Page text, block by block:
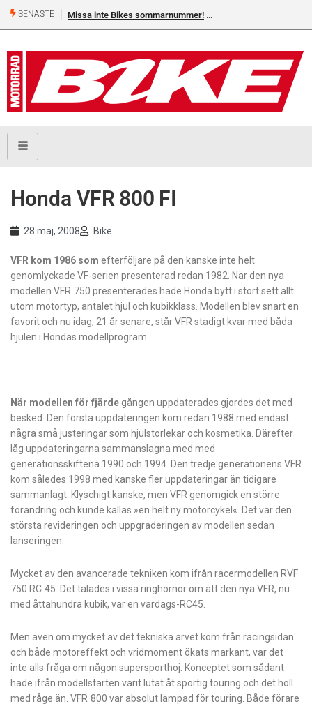
SENASTE Missa inte Bikes sommarnummer!
Honda VFR 800 FI
28 maj, 2008 Bike
VFR kom 1986 som efterföljare på den kanske inte helt
genomlyckade VF-serien presenterad redan 1982. När den nya
modellen VFR 750 presenterades hade Honda bytt i stort sett allt
utom motortyp, antalet hjul och kubikklass. Modellen blev snart en
favorit och nu idag, 21 år senare, står VFR stadigt kvar med båda
hjulen i Hondas modellprogram.
När modellen för fjärde gången uppdaterades gjordes det med
besked. Den första uppdateringen kom redan 1988 med endast
några små justeringar som hjulstorlekar och kosmetika. Därefter
låg uppdateringarna sammanslagna med med
generationsskiftena 1990 och 1994. Den tredje generationens VFR
kom således 1998 med kanske fler uppdateringar än tidigare
sammanlagt. Klyschigt kanske, men VFR genomgick en större
förändring och kunde kallas »en helt ny motorcykel«. Det var den
största revideringen och uppgraderingen av modellen sedan
lanseringen.
Mycket av den avancerade tekniken kom ifrån racermodellen RVF
750 RC 45. Det talades i vissa ringhörnor om att den nya VFR, nu
med åttahundra kubik, var en vardags-RC45.
Men även om mycket av det tekniska arvet kom från racingsidan
och både motoreffekt och vridmoment ökats markant, var det
inte alls fråga om någon supersporthoj. Konceptet som sådant
hade ifrån modellstarten varit lutat åt sportig touring och det höll
med råge än. VFR 800 var absolut lämpad för touring. Både förare